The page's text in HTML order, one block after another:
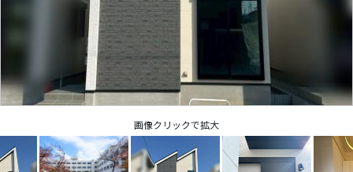
画像クリックで拡大